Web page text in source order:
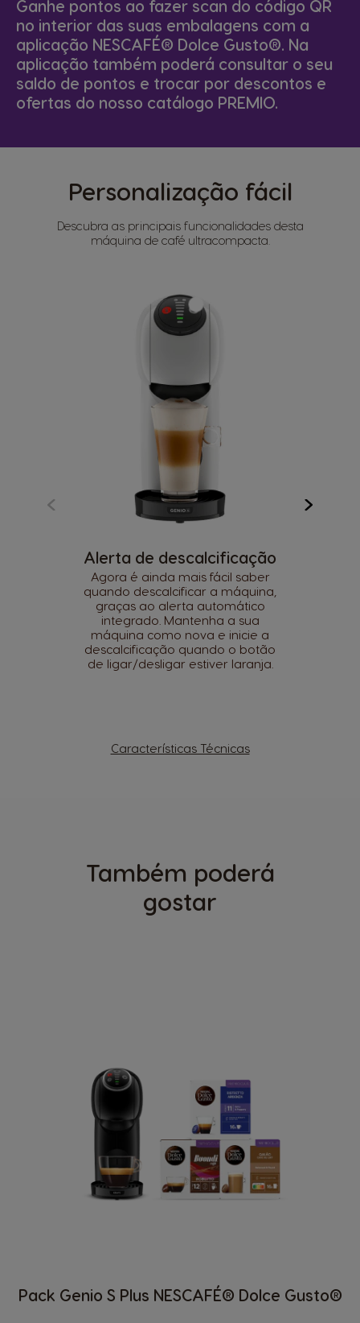
Ganhe pontos ao fazer scan do código QR
no interior das suas embalagens com a
aplicação NESCAFÉ® Dolce Gusto®. Na
aplicação também poderá consultar o seu
saldo de pontos e trocar por descontos e
ofertas do nosso catálogo PREMIO.
Personalização fácil
Descubra as principais funcionalidades desta
máquina de café ultracompacta.
Alerta de descalcificação
Agora é ainda mais fácil saber
quando descalcificar a máquina,
graças ao alerta automático
integrado. Mantenha a sua
máquina como nova e inicie a
descalcificação quando o botão
de ligar/desligar estiver laranja.
Características Técnicas
Também poderá
gostar
Pack Genio S Plus NESCAFÉ® Dolce Gusto®